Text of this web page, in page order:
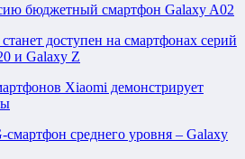
бюджетный смартфон Galaxy A02
доступен на смартфонах серий
и Galaxy Z
Xiaomi демонстрирует
смартфон среднего уровня – Galaxy